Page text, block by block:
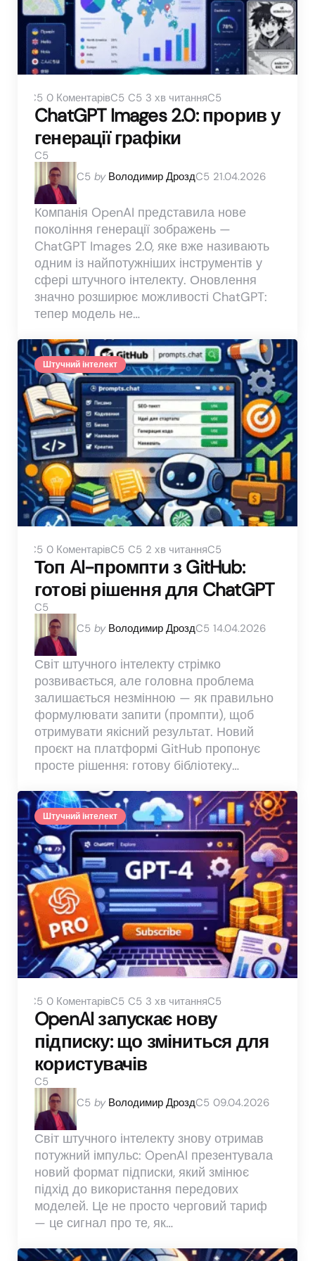
Posted
by Володимир Дрозд 21.04.2026
ChatGPT Images 2.0: прорив у
генерації графіки
Компанія OpenAI представила нове
покоління генерації зображень —
ChatGPT Images 2.0, яке вже називають
одним із найпотужніших інструментів у
сфері штучного інтелекту. Оновлення
значно розширює можливості ChatGPT:
тепер модель не…
0 Коментарів 3 хв читання
Штучний інтелект
Posted
by Володимир Дрозд 14.04.2026
Топ AI-промпти з GitHub:
готові рішення для ChatGPT
Світ штучного інтелекту стрімко
розвивається, але головна проблема
залишається незмінною — як правильно
формулювати запити (промпти), щоб
отримувати якісний результат. Новий
проєкт на платформі GitHub пропонує
просте рішення: готову бібліотеку…
0 Коментарів 2 хв читання
Штучний інтелект
Posted
by Володимир Дрозд 09.04.2026
OpenAI запускає нову
підписку: що зміниться для
користувачів
Світ штучного інтелекту знову отримав
потужний імпульс: OpenAI презентувала
новий формат підписки, який змінює
підхід до використання передових
моделей. Це не просто черговий тариф
— це сигнал про те, як…
0 Коментарів 3 хв читання